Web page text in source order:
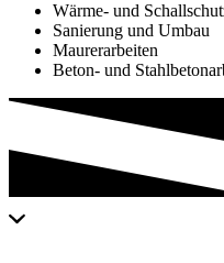
Wärme- und
Sanierung und Umbau
Maurerarbeiten
Beton- und